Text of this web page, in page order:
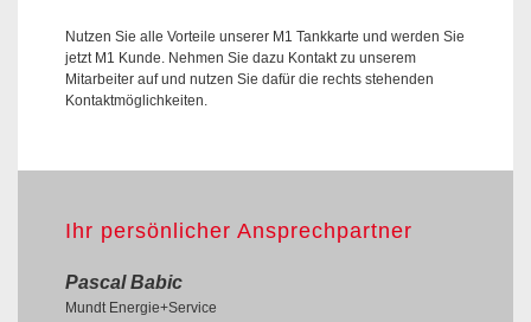
Nutzen Sie alle Vorteile unserer M1 Tankkarte und werden Sie
jetzt M1 Kunde. Nehmen Sie dazu Kontakt zu unserem
Mitarbeiter auf und nutzen Sie dafür die rechts stehenden
Kontaktmöglichkeiten.
Ihr persönlicher Ansprechpartner
Pascal Babic
Mundt Energie+Service